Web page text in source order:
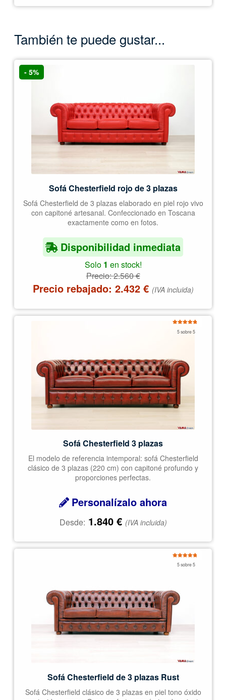
También te puede gustar...
Sofá Chesterfield rojo de 3 plazas
Sofá Chesterfield de 3 plazas elaborado en piel rojo vivo
con capitoné artesanal. Confeccionado en Toscana
exactamente como en fotos.
- 5%
Disponibilidad inmediata
Solo 1 en stock!
Precio:2.560€
Precio rebajado: 2.432 € (IVA incluida)
5 sobre 5
Sofá Chesterfield 3 plazas
El modelo de referencia intemporal: sofá Chesterfield
clásico de 3 plazas (220 cm) con capitoné profundo y
proporciones perfectas.
Personalízalo ahora
Desde: 1.840 € (IVA incluida)
5 sobre 5
Sofá Chesterfield de 3 plazas Rust
Sofá Chesterfield clásico de 3 plazas en piel tono óxido